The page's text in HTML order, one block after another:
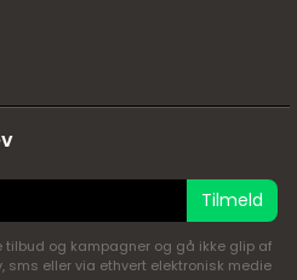
Tilmeld
tilbud og kampagner og gå ikke glip af
sms eller via ethvert elektronisk medie